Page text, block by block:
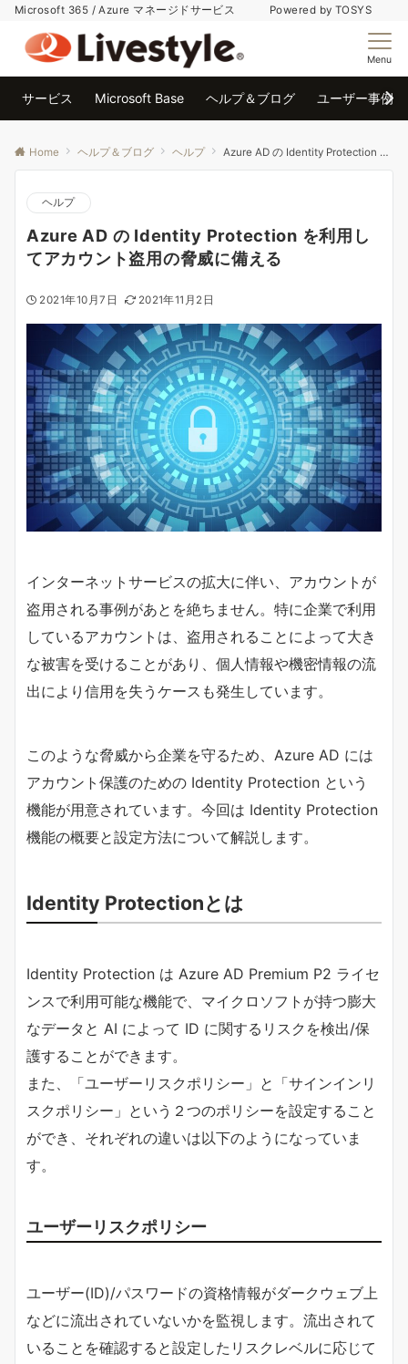
Microsoft 365 / Azure マネージドサービス Powered by TOSYS
Menu
サービス Microsoft Base ヘルプ＆ブログ ユーザー事例
Home ヘルプ＆ブログ ヘルプ Azure AD の Identity Protection を利用してアカウント盗用の脅威に備える
ヘルプ
Azure AD の Identity Protection を利用し
てアカウント盗用の脅威に備える
2021年10月7日 2021年11月2日
インターネットサービスの拡大に伴い、アカウントが
盗用される事例があとを絶ちません。特に企業で利用
しているアカウントは、盗用されることによって大き
な被害を受けることがあり、個人情報や機密情報の流
出により信用を失うケースも発生しています。
このような脅威から企業を守るため、Azure AD には
アカウント保護のための Identity Protection という
機能が用意されています。今回は Identity Protection
機能の概要と設定方法について解説します。
Identity Protectionとは
Identity Protection は Azure AD Premium P2 ライセ
ンスで利用可能な機能で、マイクロソフトが持つ膨大
なデータと AI によって ID に関するリスクを検出/保
護することができます。
また、「ユーザーリスクポリシー」と「サインインリ
スクポリシー」という２つのポリシーを設定すること
ができ、それぞれの違いは以下のようになっていま
す。
ユーザーリスクポリシー
ユーザー(ID)/パスワードの資格情報がダークウェブ上
などに流出されていないかを監視します。流出されて
いることを確認すると設定したリスクレベルに応じて